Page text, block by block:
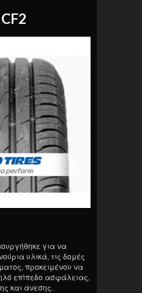
για να
υλικά, τις δομές
προκειμένου να
επίπεδο ασφάλειας,
και άνεσης.